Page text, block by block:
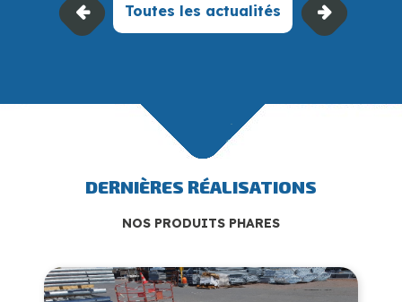
Toutes les actualités
DERNIÈRES RÉALISATIONS
NOS PRODUITS PHARES